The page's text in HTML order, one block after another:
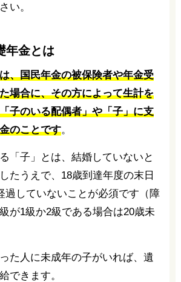
い。
年金とは
、国民年金の被保険者や年金受
場合に、その方によって生計を
子のいる配偶者」や「子」に支
のことです。
「子」とは、結婚していないと
たうえで、18歳到達年度の末日
過していないことが必須です（障
が1級か2級である場合は20歳未
た人に未成年の子がいれば、遺
できます。